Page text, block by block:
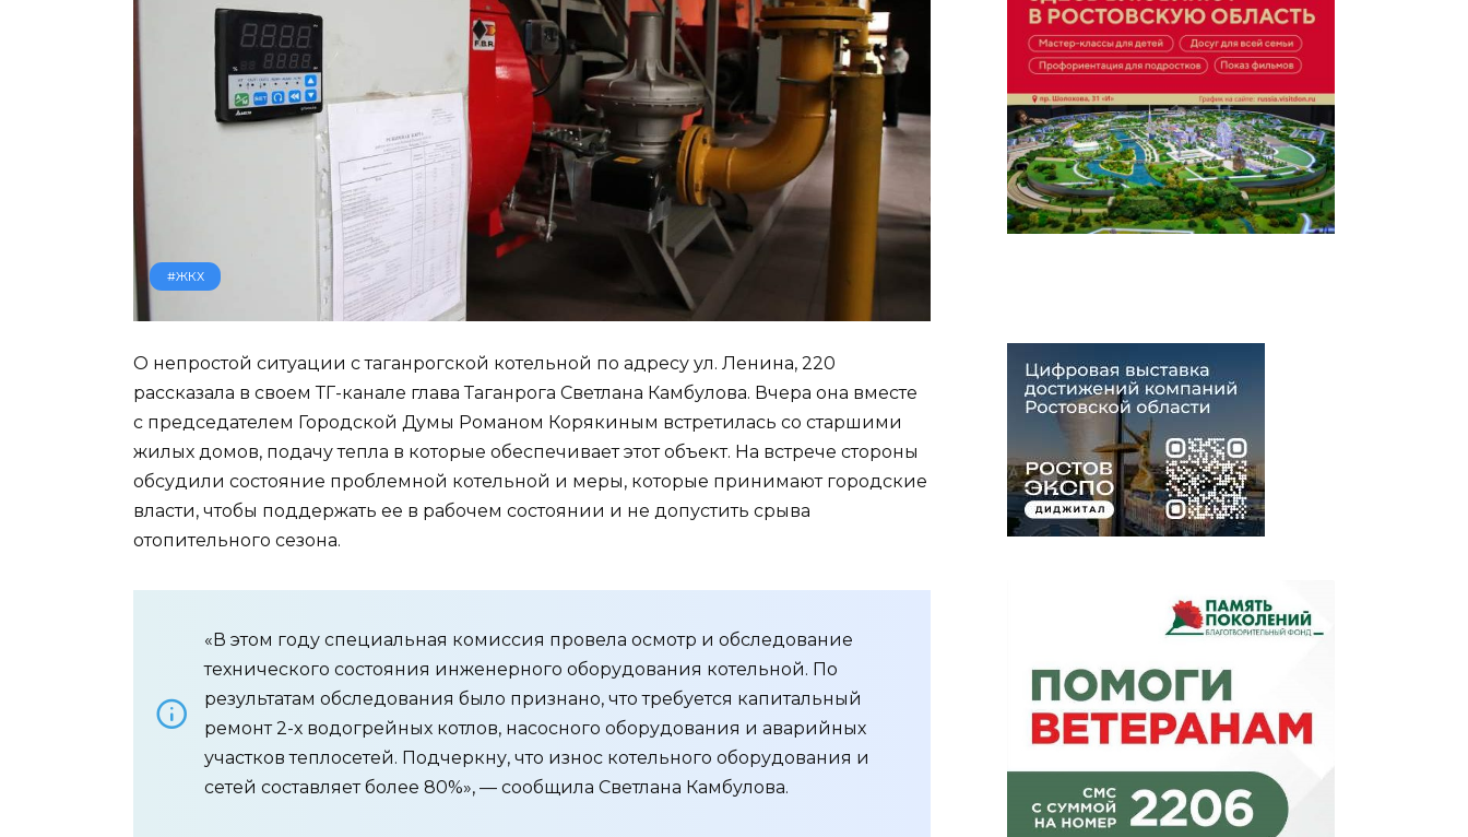
#ЖКХ
О непростой ситуации с таганрогской котельной по адресу ул. Ленина, 220
рассказала в своем ТГ-канале глава Таганрога Светлана Камбулова. Вчера она вместе
с председателем Городской Думы Романом Корякиным встретилась со старшими
жилых домов, подачу тепла в которые обеспечивает этот объект. На встрече стороны
обсудили состояние проблемной котельной и меры, которые принимают городские
власти, чтобы поддержать ее в рабочем состоянии и не допустить срыва
отопительного сезона.
«В этом году специальная комиссия провела осмотр и обследование
технического состояния инженерного оборудования котельной. По
результатам обследования было признано, что требуется капитальный
ремонт 2-х водогрейных котлов, насосного оборудования и аварийных
участков теплосетей. Подчеркну, что износ котельного оборудования и
сетей составляет более 80%», — сообщила Светлана Камбулова.